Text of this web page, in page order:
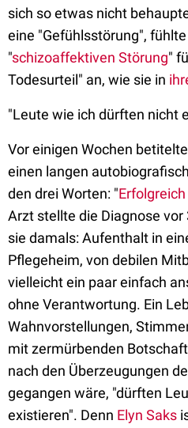
sich so etwas nicht
eine "Gefühlsstörung",
"schizoaffektiven Störung"
Todesurteil" an, wie sie in
"Leute wie ich dürften nicht
Vor einigen Wochen
einen langen
den drei Worten: "
Arzt stellte die Diagnose
sie damals: Aufenthalt in
Pflegeheim, von debilen
vielleicht ein paar einfach
ohne Verantwortung. Ein
Wahnvorstellungen,
mit zermürbenden
nach den Überzeugungen
gegangen wäre, "dürften
existieren". Denn Elyn Saks